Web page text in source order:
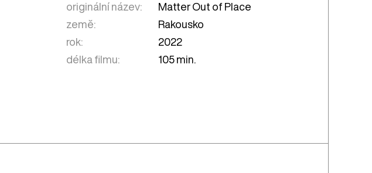
originální název:
Matter Out of Place
země:
Rakousko
rok:
2022
délka filmu:
105 min.